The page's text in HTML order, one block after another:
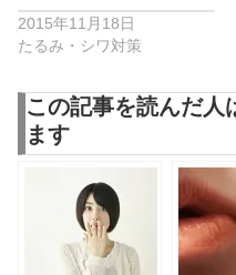
2015年11月18日
たるみ・シワ対策
この記事を読んだ人
ます